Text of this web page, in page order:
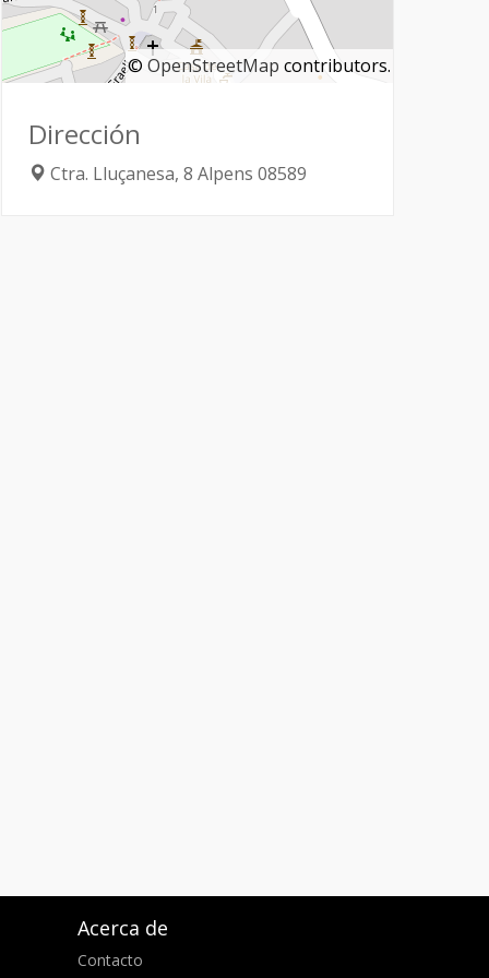
© OpenStreetMap contributors.
Dirección
Ctra. Lluçanesa, 8 Alpens 08589
Acerca de
Contacto